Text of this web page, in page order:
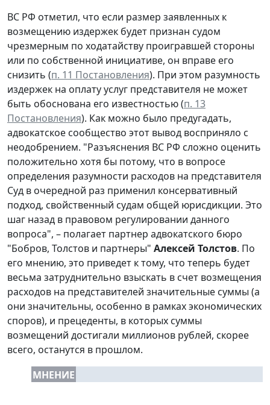
ВС РФ отметил, что если размер заявленных к
возмещению издержек будет признан судом
чрезмерным по ходатайству проигравшей стороны
или по собственной инициативе, он вправе его
снизить (п. 11 Постановления). При этом разумность
издержек на оплату услуг представителя не может
быть обоснована его известностью (п. 13
Постановления). Как можно было предугадать,
адвокатское сообщество этот вывод восприняло с
неодобрением. "Разъяснения ВС РФ сложно оценить
положительно хотя бы потому, что в вопросе
определения разумности расходов на представителя
Суд в очередной раз применил консервативный
подход, свойственный судам общей юрисдикции. Это
шаг назад в правовом регулировании данного
вопроса", – полагает партнер адвокатского бюро
"Бобров, Толстов и партнеры" Алексей Толстов. По
его мнению, это приведет к тому, что теперь будет
весьма затруднительно взыскать в счет возмещения
расходов на представителей значительные суммы (а
они значительны, особенно в рамках экономических
споров), и прецеденты, в которых суммы
возмещений достигали миллионов рублей, скорее
всего, останутся в прошлом.
МНЕНИЕ